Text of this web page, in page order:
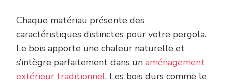
Chaque matériau présente des
caractéristiques distinctes pour votre pergola.
Le bois apporte une chaleur naturelle et
s’intègre parfaitement dans un aménagement
extérieur traditionnel. Les bois durs comme le